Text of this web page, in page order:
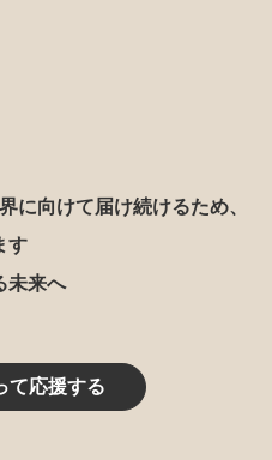
に向けて届け続けるため、
す
未来へ
て応援する